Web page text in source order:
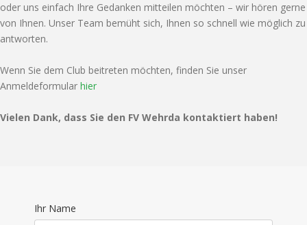
oder uns einfach Ihre Gedanken mitteilen möchten – wir hören gerne
von Ihnen. Unser Team bemüht sich, Ihnen so schnell wie möglich zu
antworten.
Wenn Sie dem Club beitreten möchten, finden Sie unser
Anmeldeformular hier
Vielen Dank, dass Sie den FV Wehrda kontaktiert haben!
Ihr Name